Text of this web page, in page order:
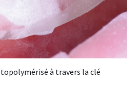
à travers la clé